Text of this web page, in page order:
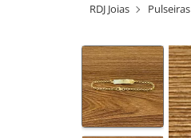
RDJ Joias Pulseiras